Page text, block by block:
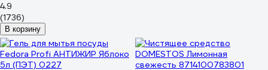
4.9
(1736)
В корзину